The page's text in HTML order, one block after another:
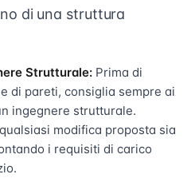
di una struttura
Strutturale: Prima di
di pareti, consiglia sempre ai
ingegnere strutturale.
modifica proposta sia
i requisiti di carico